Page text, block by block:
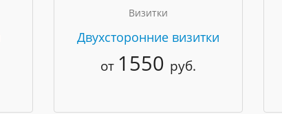
Визитки
Двухсторонние визитки
от 1550 руб.